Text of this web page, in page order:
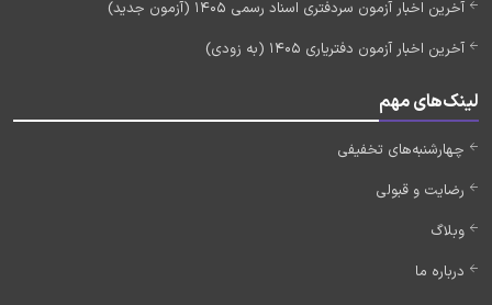
آخرین اخبار آزمون سردفتری اسناد رسمی 1405 (آزمون جدید)
آخرین اخبار آزمون دفتریاری 1405 (به زودی)
لینک‌های مهم
چهارشنبه‌های تخفیفی
رضایت و قبولی
وبلاگ
درباره ما